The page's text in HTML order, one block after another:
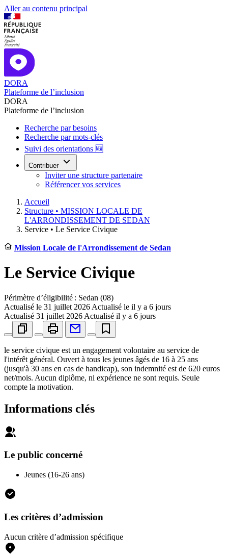
Aller au contenu principal
DORA
Plateforme de l’inclusion
DORA
Plateforme de l’inclusion
Recherche par besoins
Recherche par mots-clés
Suivi des orientations 🆕
Contribuer
Inviter une structure partenaire
Référencer vos services
Accueil
Structure • MISSION LOCALE DE
L'ARRONDISSEMENT DE SEDAN
Service • Le Service Civique
Mission Locale de l'Arrondissement de Sedan
Le Service Civique
Périmètre d’éligibilité : Sedan (08)
Actualisé le 31 juillet 2026 Actualisé le il y a 6 jours
Actualisé 31 juillet 2026 Actualisé il y a 6 jours
le service civique est un engagement volontaire au service de
l'intérêt général. Ouvert à tous les jeunes âgés de 16 à 25 ans
(jusqu'à 30 ans en cas de handicap), son indemnité est de 620 euros
net/mois. Aucun diplôme, ni expérience ne sont requis. Seule
compte la motivation.
Informations clés
Le public concerné
Jeunes (16-26 ans)
Les critères d’admission
Aucun critère d’admission spécifique